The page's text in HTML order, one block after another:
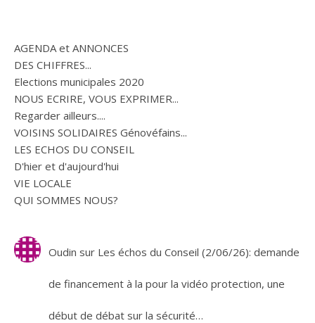
AGENDA et ANNONCES
DES CHIFFRES...
Elections municipales 2020
NOUS ECRIRE, VOUS EXPRIMER...
Regarder ailleurs....
VOISINS SOLIDAIRES Génovéfains...
LES ECHOS DU CONSEIL
D'hier et d'aujourd'hui
VIE LOCALE
QUI SOMMES NOUS?
Oudin sur Les échos du Conseil (2/06/26): demande
de financement à la pour la vidéo protection, une
début de débat sur la sécurité…